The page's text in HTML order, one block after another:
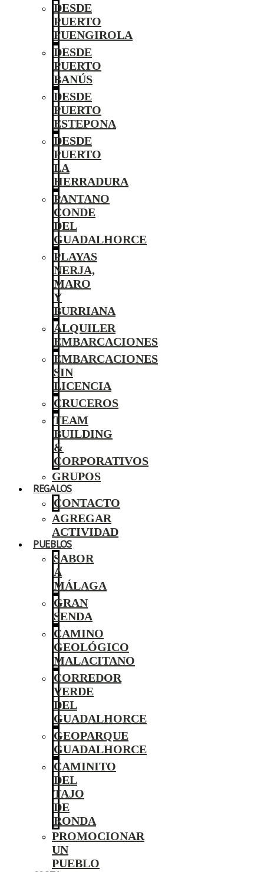
DESDE
PUERTO
FUENGIROLA
DESDE
PUERTO
BANÚS
DESDE
PUERTO
ESTEPONA
DESDE
PUERTO
LA
HERRADURA
PANTANO
CONDE
DEL
GUADALHORCE
PLAYAS
NERJA,
MARO
Y
BURRIANA
ALQUILER
EMBARCACIONES
EMBARCACIONES
SIN
LICENCIA
CRUCEROS
TEAM
BUILDING
&
CORPORATIVOS
GRUPOS
REGALOS
CONTACTO
AGREGAR
ACTIVIDAD
PUEBLOS
SABOR
A
MÁLAGA
GRAN
SENDA
CAMINO
GEOLÓGICO
MALACITANO
CORREDOR
VERDE
DEL
GUADALHORCE
GEOPARQUE
GUADALHORCE
CAMINITO
DEL
TAJO
DE
RONDA
PROMOCIONAR
UN
PUEBLO